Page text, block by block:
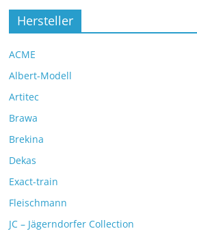
Hersteller
ACME
Albert-Modell
Artitec
Brawa
Brekina
Dekas
Exact-train
Fleischmann
JC – Jägerndorfer Collection